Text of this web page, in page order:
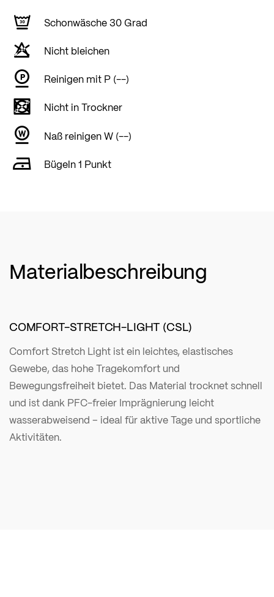
Schonwäsche 30 Grad
Nicht bleichen
Reinigen mit P (--)
Nicht in Trockner
Naß reinigen W (--)
Bügeln 1 Punkt
Materialbeschreibung
COMFORT-STRETCH-LIGHT (CSL)
Comfort Stretch Light ist ein leichtes, elastisches
Gewebe, das hohe Tragekomfort und
Bewegungsfreiheit bietet. Das Material trocknet schnell
und ist dank PFC-freier Imprägnierung leicht
wasserabweisend – ideal für aktive Tage und sportliche
Aktivitäten.